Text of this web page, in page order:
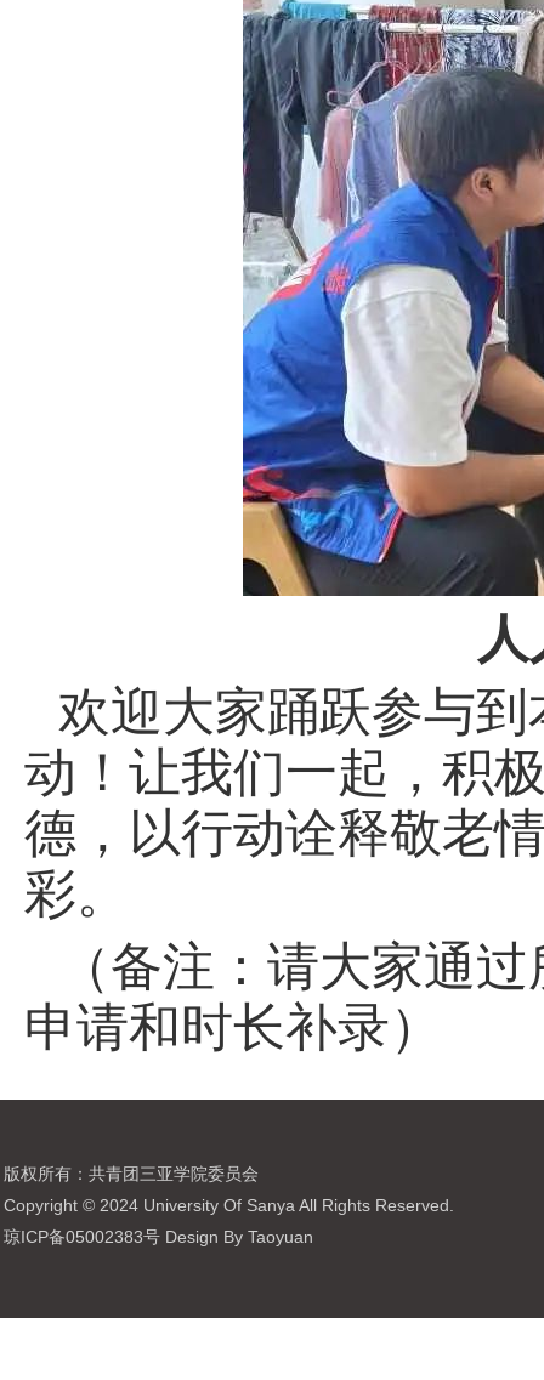
欢迎大家踊跃参与到
动！让我们一起， 积
德，以行动诠释敬老
彩。
（备注：请大家通
申请和时长补录）
版权所有：共青团三亚学院委员会
Copyright © 2024 University Of Sanya All Rights Reserved.
琼ICP备05002383号 Design By Taoyuan